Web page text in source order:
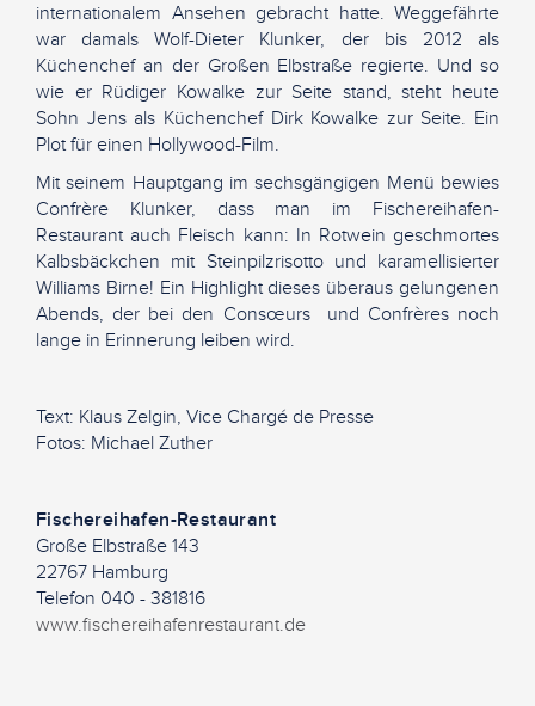
internationalem Ansehen gebracht hatte. Weggefährte
war damals Wolf-Dieter Klunker, der bis 2012 als
Küchenchef an der Großen Elbstraße regierte. Und so
wie er Rüdiger Kowalke zur Seite stand, steht heute
Sohn Jens als Küchenchef Dirk Kowalke zur Seite. Ein
Plot für einen Hollywood-Film.
Mit seinem Hauptgang im sechsgängigen Menü bewies
Confrère Klunker, dass man im Fischereihafen-
Restaurant auch Fleisch kann: In Rotwein geschmortes
Kalbsbäckchen mit Steinpilzrisotto und karamellisierter
Williams Birne! Ein Highlight dieses überaus gelungenen
Abends, der bei den Consœurs und Confrères noch
lange in Erinnerung leiben wird.
Text: Klaus Zelgin, Vice Chargé de Presse
Fotos: Michael Zuther
Fischereihafen-Restaurant
Große Elbstraße 143
22767 Hamburg
Telefon 040 - 381816
www.fischereihafenrestaurant.de